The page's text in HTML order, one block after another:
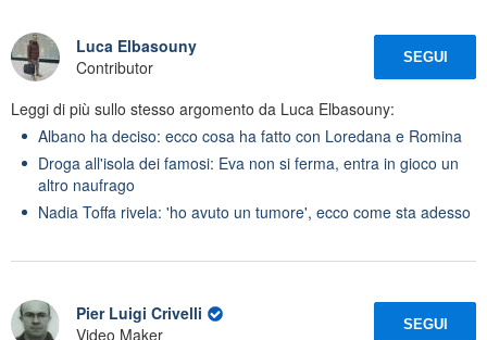
Luca Elbasouny
Contributor
SEGUI
Leggi di più sullo stesso argomento da Luca Elbasouny:
Albano ha deciso: ecco cosa ha fatto con Loredana e Romina
Droga all'isola dei famosi: Eva non si ferma, entra in gioco un
altro naufrago
Nadia Toffa rivela: 'ho avuto un tumore', ecco come sta adesso
Pier Luigi Crivelli
Video Maker
SEGUI